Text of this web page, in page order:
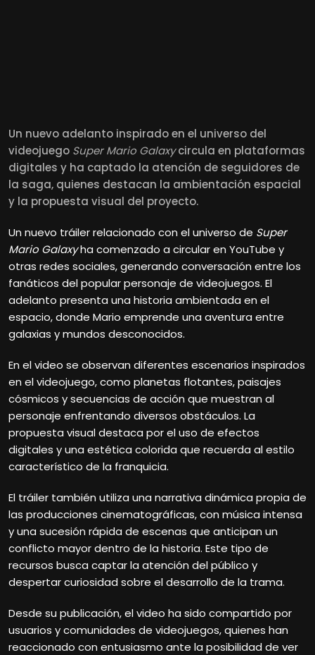
Un nuevo adelanto inspirado en el universo del
videojuego Super Mario Galaxycircula en plataformas
digitales y ha captado la atención de seguidores de
la saga, quienes destacan la ambientación espacial
y la propuesta visual del proyecto.
Un nuevo tráiler relacionado con el universo de Super
Mario Galaxyha comenzado a circular en YouTube y
otras redes sociales, generando conversación entre los
fanáticos del popular personaje de videojuegos. El
adelanto presenta una historia ambientada en el
espacio, donde Mario emprende una aventura entre
galaxias y mundos desconocidos.
En el video se observan diferentes escenarios inspirados
en el videojuego, como planetas flotantes, paisajes
cósmicos y secuencias de acción que muestran al
personaje enfrentando diversos obstáculos. La
propuesta visual destaca por el uso de efectos
digitales y una estética colorida que recuerda al estilo
característico de la franquicia.
El tráiler también utiliza una narrativa dinámica propia de
las producciones cinematográficas, con música intensa
y una sucesión rápida de escenas que anticipan un
conflicto mayor dentro de la historia. Este tipo de
recursos busca captar la atención del público y
despertar curiosidad sobre el desarrollo de la trama.
Desde su publicación, el video ha sido compartido por
usuarios y comunidades de videojuegos, quienes han
reaccionado con entusiasmo ante la posibilidad de ver